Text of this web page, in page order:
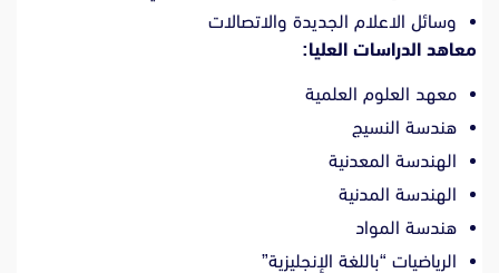
وسائل الاعلام الجديدة والاتصالات
معاهد الدراسات العليا:
معهد العلوم العلمية
هندسة النسيج
الهندسة المعدنية
الهندسة المدنية
هندسة المواد
الرياضيات “باللغة الإنجليزية”